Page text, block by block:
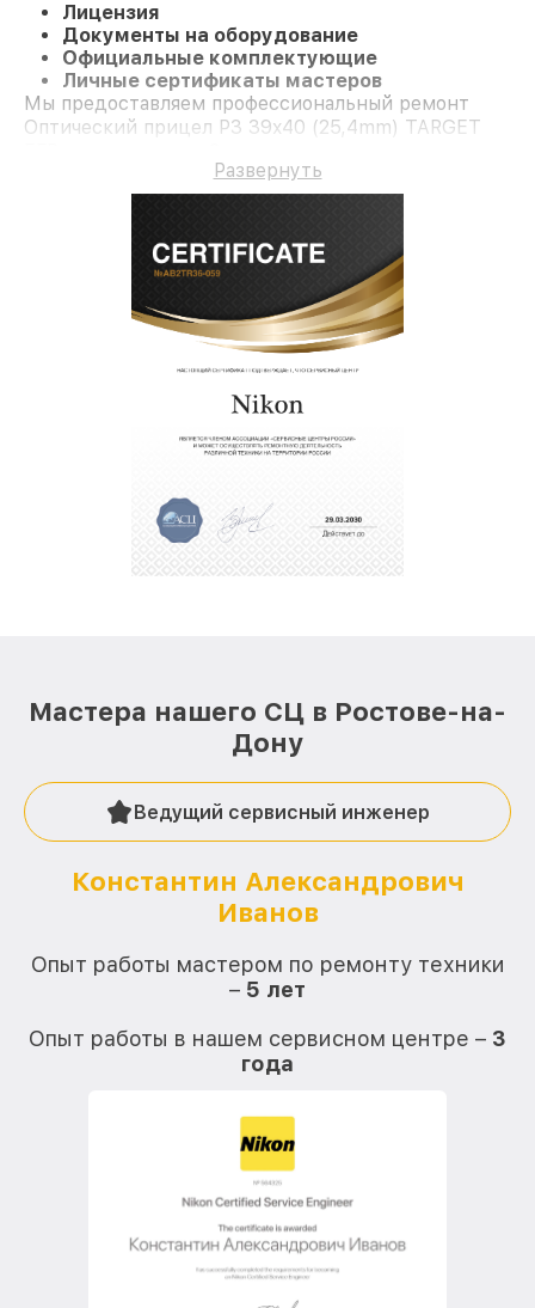
Лицензия
Документы на оборудование
Официальные комплектующие
Личные сертификаты мастеров
Мы предоставляем профессиональный ремонт
Оптический прицел P3 39x40 (25,4mm) TARGET
Развернуть
Мастера нашего СЦ в Ростове-на-
Дону
Ведущий сервисный инженер
Константин Александрович
Иванов
Опыт работы мастером по ремонту техники
– 5 лет
Опыт работы в нашем сервисном центре – 3
года